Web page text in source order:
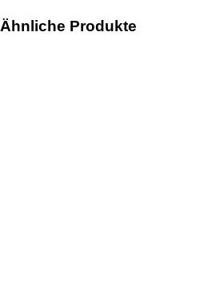
Ähnliche Produkte